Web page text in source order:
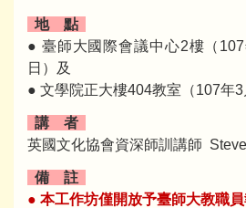
地 點
● 臺師大國際會議中心2樓（
日）及
● 文學院正大樓404教室（107年3
講 者
英國文化協會資深師訓講師
備 註
● 本工作坊僅開放予臺師大教職員